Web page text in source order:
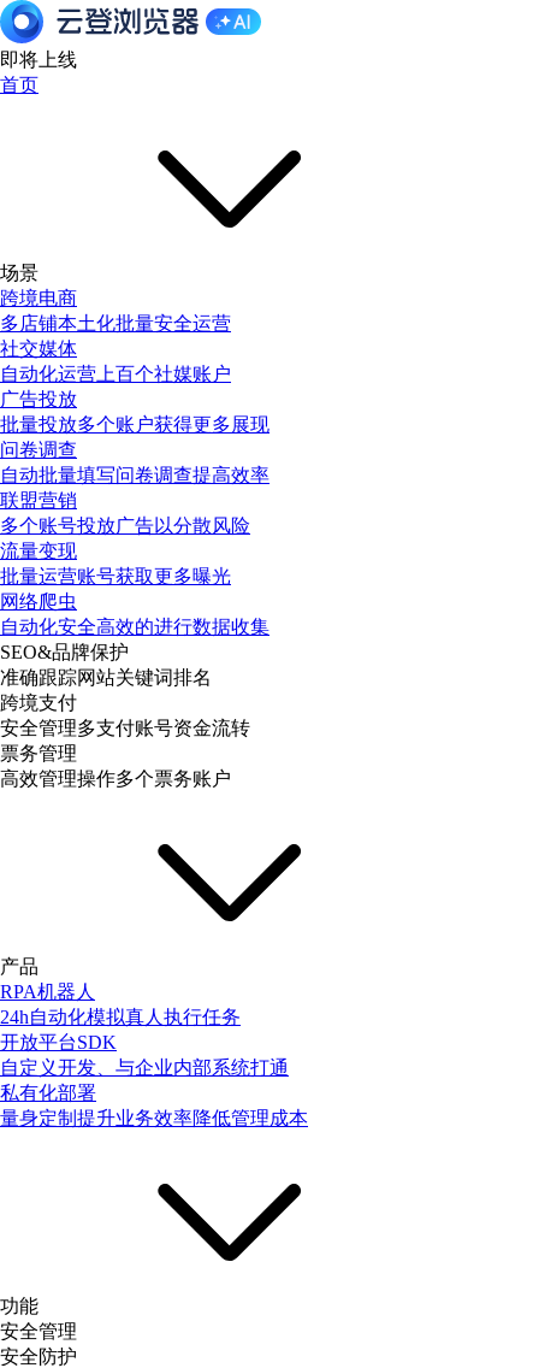
即将上线
首页
场景
跨境电商
多店铺本土化批量安全运营
社交媒体
自动化运营上百个社媒账户
广告投放
批量投放多个账户获得更多展现
问卷调查
自动批量填写问卷调查提高效率
联盟营销
多个账号投放广告以分散风险
流量变现
批量运营账号获取更多曝光
网络爬虫
自动化安全高效的进行数据收集
SEO&品牌保护
准确跟踪网站关键词排名
跨境支付
安全管理多支付账号资金流转
票务管理
高效管理操作多个票务账户
产品
RPA机器人
24h自动化模拟真人执行任务
开放平台SDK
自定义开发、与企业内部系统打通
私有化部署
量身定制提升业务效率降低管理成本
功能
安全管理
安全防护